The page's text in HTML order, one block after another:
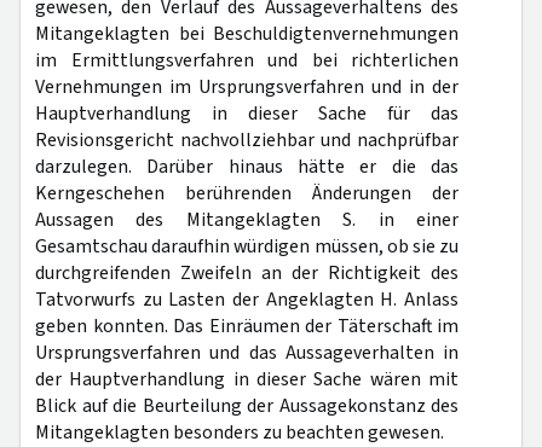
gewesen, den Verlauf des Aussageverhaltens des
Mitangeklagten bei Beschuldigtenvernehmungen
im Ermittlungsverfahren und bei richterlichen
Vernehmungen im Ursprungsverfahren und in der
Hauptverhandlung in dieser Sache für das
Revisionsgericht nachvollziehbar und nachprüfbar
darzulegen. Darüber hinaus hätte er die das
Kerngeschehen berührenden Änderungen der
Aussagen des Mitangeklagten S. in einer
Gesamtschau daraufhin würdigen müssen, ob sie zu
durchgreifenden Zweifeln an der Richtigkeit des
Tatvorwurfs zu Lasten der Angeklagten H. Anlass
geben konnten. Das Einräumen der Täterschaft im
Ursprungsverfahren und das Aussageverhalten in
der Hauptverhandlung in dieser Sache wären mit
Blick auf die Beurteilung der Aussagekonstanz des
Mitangeklagten besonders zu beachten gewesen.